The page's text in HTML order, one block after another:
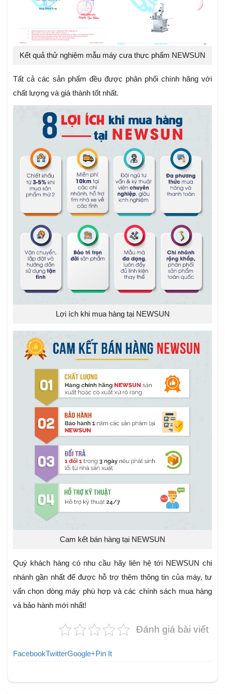
Kết quả thử nghiệm mẫu máy cưa thực phẩm NEWSUN
Tất cả các sản phẩm đều được phân phối chính hãng với
chất lượng và giá thành tốt nhất.
Lợi ích khi mua hàng tại NEWSUN
Cam kết bán hàng tại NEWSUN
Quý khách hàng có nhu cầu hãy liên hệ tới NEWSUN chi
nhánh gần nhất để được hỗ trợ thêm thông tin của máy, tư
vấn chọn dòng máy phù hợp và các chính sách mua hàng
và bảo hành mới nhất!
Đánh giá bài viết
FacebookTwitterGoogle+Pin It